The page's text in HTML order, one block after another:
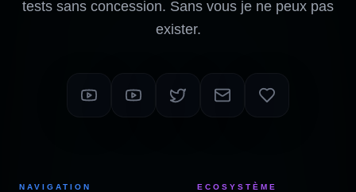
tests sans concession. Sans vous je ne peux pas
exister.
NAVIGATION ECOSYSTÈME